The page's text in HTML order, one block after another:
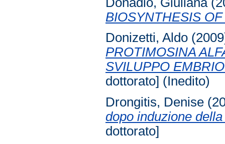
BIOSYNTHESIS
Donizetti, Aldo
PROTIMOSINA
SVILUPPO
dottorato] (Inedito)
Drongitis, Denise
dopo induzione
dottorato]